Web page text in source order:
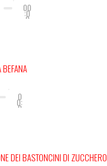
00
:0
0
0
0:
0
DEI BASTONCINI DI ZUCCHERO